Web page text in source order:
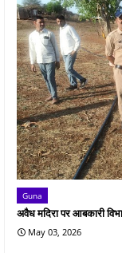
Guna
अवैध मदिरा पर आबकारी
May 03, 2026